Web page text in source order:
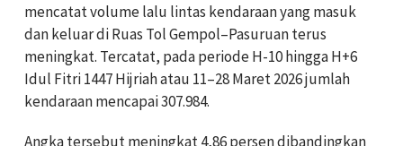
mencatat volume lalu lintas kendaraan yang masuk
dan keluar di Ruas Tol Gempol–Pasuruan terus
meningkat. Tercatat, pada periode H-10 hingga H+6
Idul Fitri 1447 Hijriah atau 11–28 Maret 2026 jumlah
kendaraan mencapai 307.984.
Angka tersebut meningkat 4,86 persen dibandingkan